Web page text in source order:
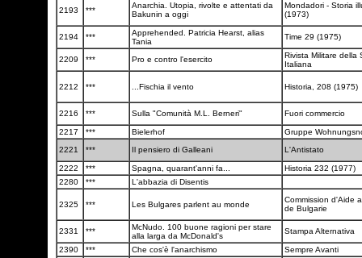
2193 ***
Anarchia. Utopia, rivolte e attentati da
Bakunin a oggi
Mondadori - Storia
(1973)
2194 ***
Apprehended. Patricia Hearst, alias
Tania
Time 29 (1975)
2209 *** Pro e contro l'esercito
Rivista Militare della
Italiana
2212 *** ...Fischia il vento Historia, 208 (1975)
2216 *** Sulla "Comunità M.L. Berneri" Fuori commercio
2217 *** Bielerhof
Gruppe
2221
*** Il pensiero di Galleani L'Antistato
2222 *** Spagna, quarant'anni fa...
Historia 232 (1977)
2280
*** L'abbazia di Disentis
2325 *** Les Bulgares parlent au monde
Commission d'Aide
de Bulgarie
2331 ***
McNudo. 100 buone ragioni per stare
alla larga da McDonald's
Stampa Alternativa
2390 *** Che cos'è l'anarchismo
Sempre Avanti